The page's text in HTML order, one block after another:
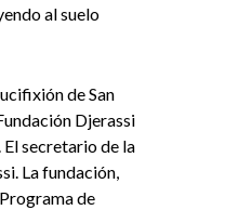
al suelo
de San
Djerassi
secretario de la
La fundación,
de